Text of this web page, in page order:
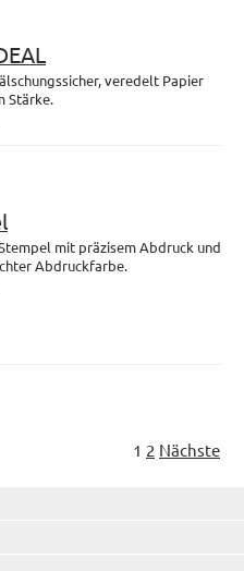
veredelt Papier
Stärke.
mit präzisem Abdruck und
Abdruckfarbe.
1 2 Nächste